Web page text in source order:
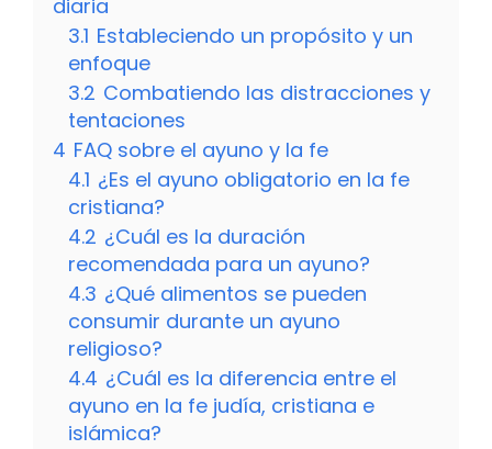
diaria
3.1 Estableciendo un propósito y un
enfoque
3.2 Combatiendo las distracciones y
tentaciones
4 FAQ sobre el ayuno y la fe
4.1 ¿Es el ayuno obligatorio en la fe
cristiana?
4.2 ¿Cuál es la duración
recomendada para un ayuno?
4.3 ¿Qué alimentos se pueden
consumir durante un ayuno
religioso?
4.4 ¿Cuál es la diferencia entre el
ayuno en la fe judía, cristiana e
islámica?